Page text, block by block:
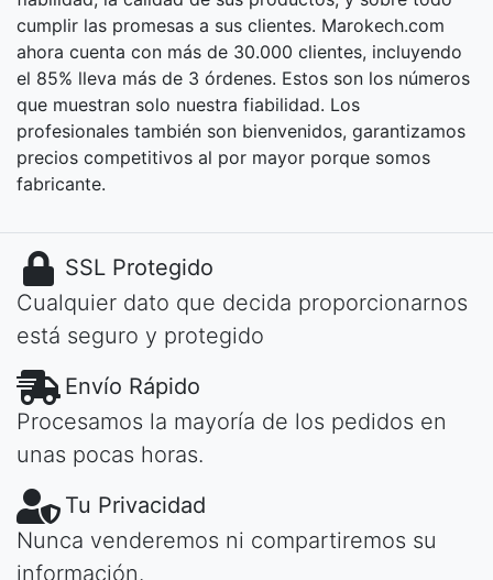
cumplir las promesas a sus clientes. Marokech.com
ahora cuenta con más de 30.000 clientes, incluyendo
el 85% lleva más de 3 órdenes. Estos son los números
que muestran solo nuestra fiabilidad. Los
profesionales también son bienvenidos, garantizamos
precios competitivos al por mayor porque somos
fabricante.
SSL Protegido
Cualquier dato que decida proporcionarnos
está seguro y protegido
Envío Rápido
Procesamos la mayoría de los pedidos en
unas pocas horas.
Tu Privacidad
Nunca venderemos ni compartiremos su
información.